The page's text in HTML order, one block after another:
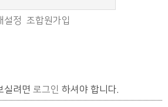
설정 조합원가입
실려면 로그인 하셔야 합니다.